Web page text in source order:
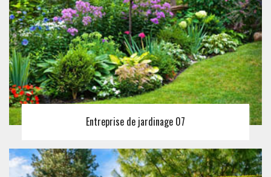
Entreprise de jardinage 07